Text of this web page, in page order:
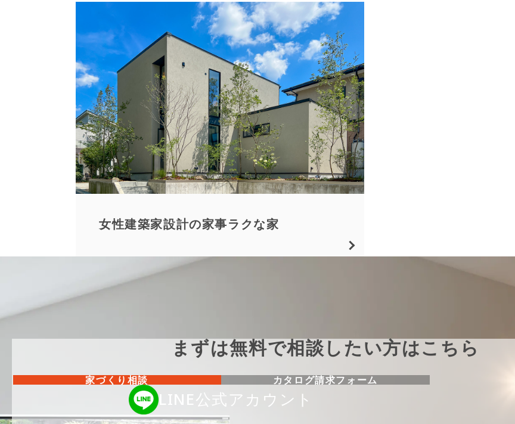
女性建築家設計の家事ラクな家
まずは無料で相談したい方はこちら
家づくり相談 カタログ請求フォーム
LINE公式アカウント